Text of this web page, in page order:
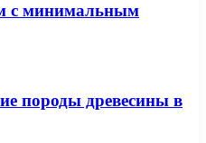
с минимальным
породы древесины в